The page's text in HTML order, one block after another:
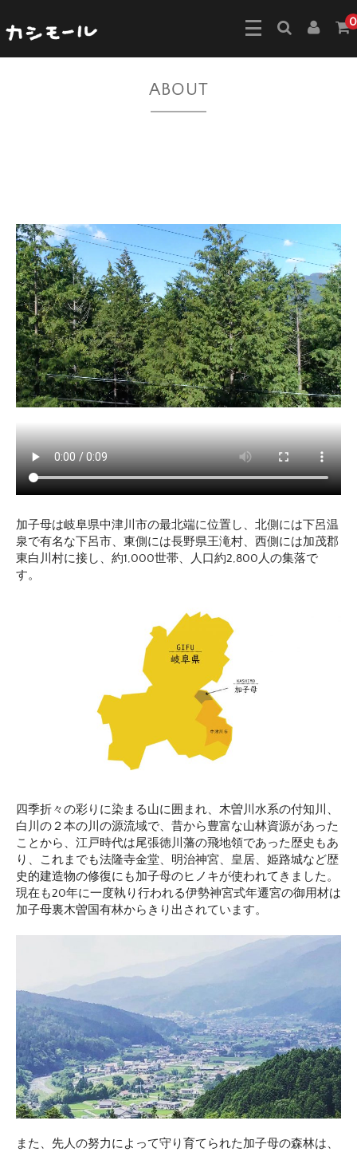
0
ABOUT
加子母は岐阜県中津川市の最北端に位置し、北側には下呂温
泉で有名な下呂市、東側には長野県王滝村、西側には加茂郡
東白川村に接し、約1,000世帯、人口約2,800人の集落で
す。
四季折々の彩りに染まる山に囲まれ、木曽川水系の付知川、
白川の２本の川の源流域で、昔から豊富な山林資源があった
ことから、江戸時代は尾張徳川藩の飛地領であった歴史もあ
り、これまでも法隆寺金堂、明治神宮、皇居、姫路城など歴
史的建造物の修復にも加子母のヒノキが使われてきました。
現在も20年に一度執り行われる伊勢神宮式年遷宮の御用材は
加子母裏木曽国有林からきり出されています。
また、先人の努力によって守り育てられた加子母の森林は、